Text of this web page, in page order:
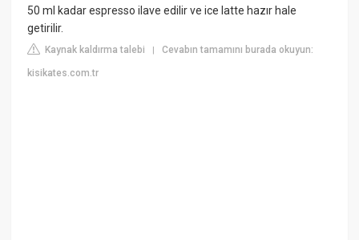
50 ml kadar espresso ilave edilir ve ice latte hazır hale
getirilir.
Kaynak kaldırma talebi |Cevabın tamamını burada okuyun:
kisikates.com.tr